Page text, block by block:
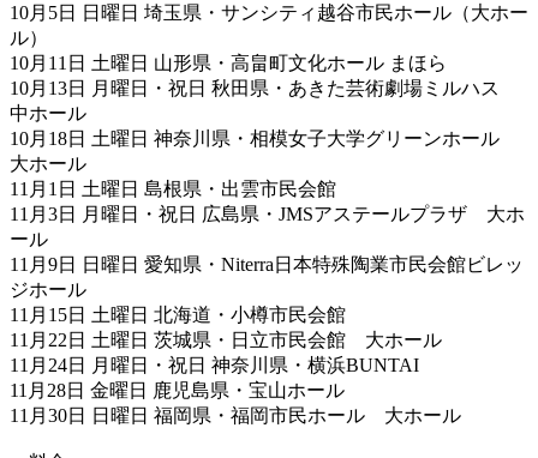
10月5日 日曜日 埼玉県・サンシティ越谷市民ホール（大ホー
ル）
10月11日 土曜日 山形県・高畠町文化ホール まほら
10月13日 月曜日・祝日 秋田県・あきた芸術劇場ミルハス
中ホール
10月18日 土曜日 神奈川県・相模女子大学グリーンホール
大ホール
11月1日 土曜日 島根県・出雲市民会館
11月3日 月曜日・祝日 広島県・JMSアステールプラザ 大ホ
ール
11月9日 日曜日 愛知県・Niterra日本特殊陶業市民会館ビレッ
ジホール
11月15日 土曜日 北海道・小樽市民会館
11月22日 土曜日 茨城県・日立市民会館 大ホール
11月24日 月曜日・祝日 神奈川県・横浜BUNTAI
11月28日 金曜日 鹿児島県・宝山ホール
11月30日 日曜日 福岡県・福岡市民ホール 大ホール